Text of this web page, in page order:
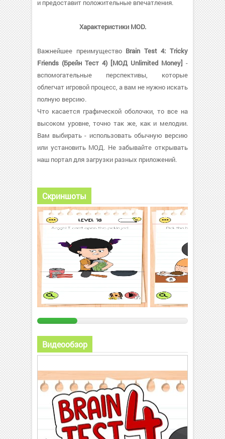
и предоставит положительные впечатления.
Характеристики MOD.
Важнейшее преимущество Brain Test 4: Tricky
Friends (Брейн Тест 4) [МОД Unlimited Money] -
вспомогательные перспективы, которые
облегчат игровой процесс, а вам не нужно искать
полную версию.
Что касается графической оболочки, то все на
высоком уровне, точно так же, как и мелодии.
Вам выбирать - использовать обычную версию
или установить МОД. Не забывайте открывать
наш портал для загрузки разных приложений.
Скриншоты
Видеообзор